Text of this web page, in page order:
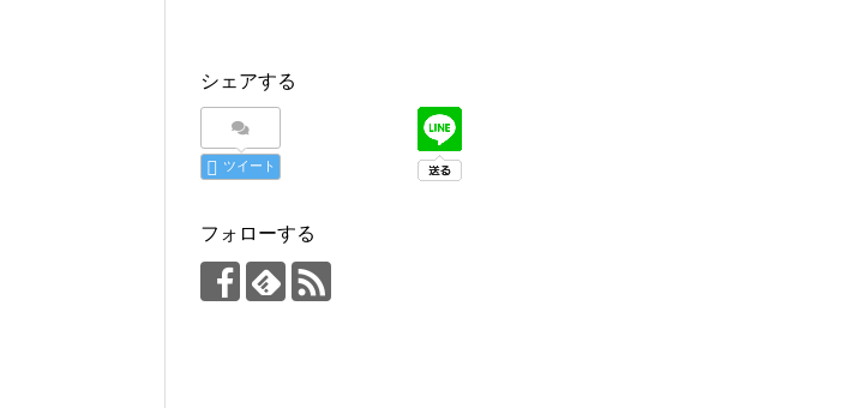
シェアする
ツイート
フォローする